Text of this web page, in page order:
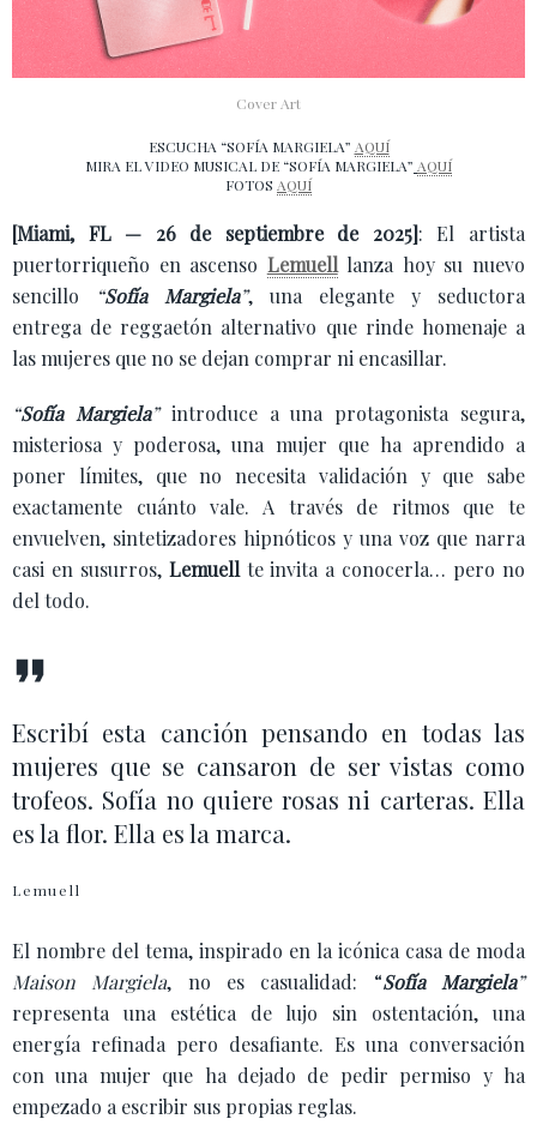
Cover Art
ESCUCHA “SOFÍA MARGIELA” AQUÍ
MIRA EL VIDEO MUSICAL DE “SOFÍA MARGIELA” AQUÍ
FOTOS AQUÍ
[Miami, FL — 26 de septiembre de 2025]: El artista
puertorriqueño en ascenso Lemuell lanza hoy su nuevo
sencillo
“Sofía Margiela”, una elegante y seductora
entrega de reggaetón alternativo que rinde homenaje a
las mujeres que no se dejan comprar ni encasillar.
“Sofía Margiela”introduce a una protagonista segura,
misteriosa y poderosa, una mujer que ha aprendido a
poner límites, que no necesita validación y que sabe
exactamente cuánto vale. A través de ritmos que te
envuelven, sintetizadores hipnóticos y una voz que narra
casi en susurros, Lemuell te invita a conocerla… pero no
del todo.
Escribí esta canción pensando en todas las
mujeres que se cansaron de ser vistas como
trofeos. Sofía no quiere rosas ni carteras. Ella
es la flor. Ella es la marca.
Lemuell
El nombre del tema, inspirado en la icónica casa de moda
Maison Margiela, no es casualidad: “Sofía Margiela”
representa una estética de lujo sin ostentación, una
energía refinada pero desafiante. Es una conversación
con una mujer que ha dejado de pedir permiso y ha
empezado a escribir sus propias reglas.